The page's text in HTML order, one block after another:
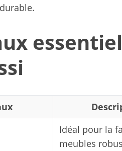
Idéal pour la
meubles